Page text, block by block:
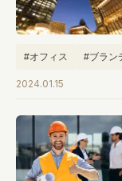
#オフィス #ブラン
2024.01.15